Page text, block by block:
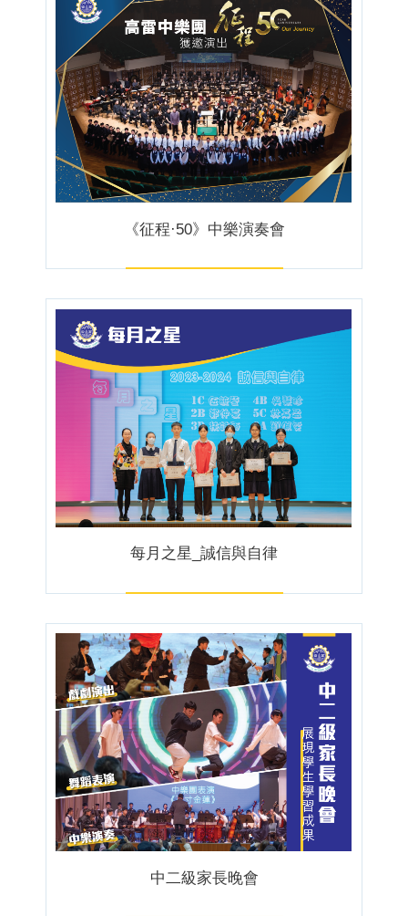
《征程·50》中樂演奏會
每月之星_誠信與自律
中二級家長晚會